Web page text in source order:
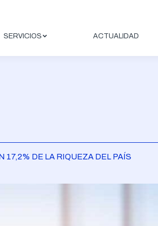
SERVICIOS ACTUALIDAD
17,2% DE LA RIQUEZA DEL PAÍS